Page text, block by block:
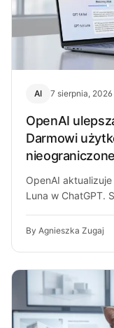
AI 7 sierpnia, 2026
OpenAI
Darmowi
OpenAI
Luna w ChatGPT.
By Agnieszka Zugaj